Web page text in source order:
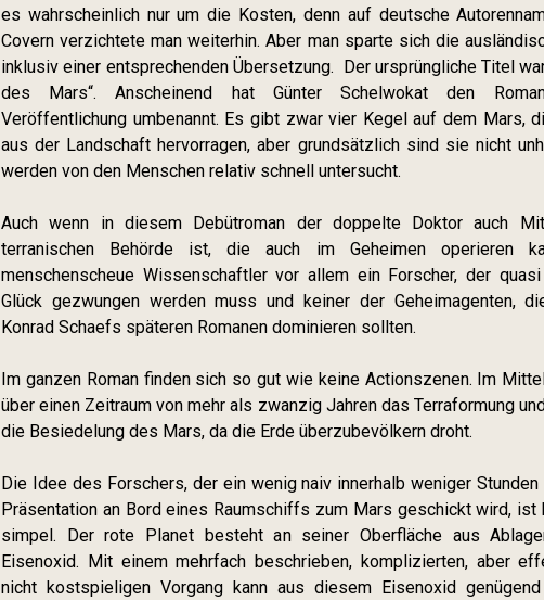
es wahrscheinlich nur um die Kosten, denn auf deutsche
Covern verzichtete man weiterhin. Aber man sparte sich die
inklusiv einer entsprechenden Übersetzung. Der ursprüngliche Titel
des Mars“. Anscheinend hat Günter Schelwokat den
Veröffentlichung umbenannt. Es gibt zwar vier Kegel auf dem Mars,
aus der Landschaft hervorragen, aber grundsätzlich sind sie nicht
werden von den Menschen relativ schnell untersucht.
Auch wenn in diesem Debütroman der doppelte Doktor auch
terranischen Behörde ist, die auch im Geheimen operieren
menschenscheue Wissenschaftler vor allem ein Forscher, der
Glück gezwungen werden muss und keiner der Geheimagenten,
Konrad Schaefs späteren Romanen dominieren sollten.
Im ganzen Roman finden sich so gut wie keine Actionszenen. Im
über einen Zeitraum von mehr als zwanzig Jahren das Terraformung
die Besiedelung des Mars, da die Erde überzubevölkern droht.
Die Idee des Forschers, der ein wenig naiv innerhalb weniger Stunden
Präsentation an Bord eines Raumschiffs zum Mars geschickt wird, ist
simpel. Der rote Planet besteht an seiner Oberfläche aus
Eisenoxid. Mit einem mehrfach beschrieben, komplizierten, aber
nicht kostspieligen Vorgang kann aus diesem Eisenoxid